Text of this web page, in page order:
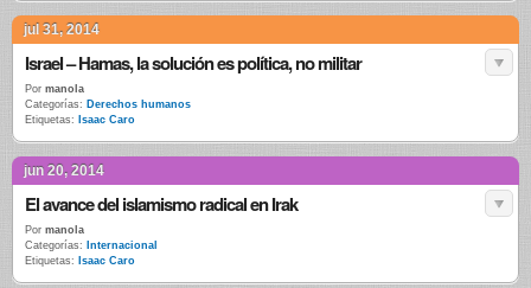
jul 31, 2014
Israel – Hamas, la solución es política, no militar
Por manola
Categorías: Derechos humanos
Etiquetas:
Isaac Caro
jun 20, 2014
El avance del islamismo radical en Irak
Por manola
Categorías:
Internacional
Etiquetas:
Isaac Caro